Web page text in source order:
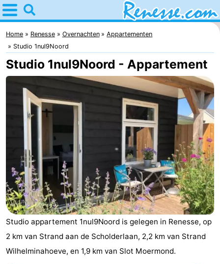
Home
Renesse
Tips
Voor
kinderen
Overnachten
Appartementen
Port
Greve
Zeeuwse
Kust
Bed
(&
breakfasts)
Campings
Hotels
Vakantiehuizen
Home Renesse Overnachten
Appartementen
Studio 1nul9Noord
Studio 1nul9Noord - Appartement
Studio appartement 1nul9Noord is gelegen in Renesse, op
2 km van Strand aan de Scholderlaan, 2,2 km van Strand
Wilhelminahoeve, en 1,9 km van Slot Moermond.